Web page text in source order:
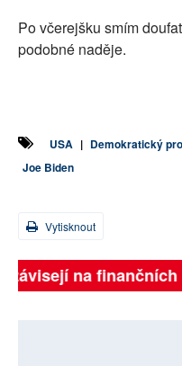
Po včerejšku smím
podobné naděje.
USA | Demokratický
Joe Biden
Vytisknout
na finančních